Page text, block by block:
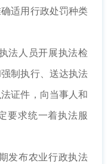
适用行政处罚种类
法人员开展执法检
制执行、送达执法
证件，向当事人和
要求统一着执法服
发布农业行政执法